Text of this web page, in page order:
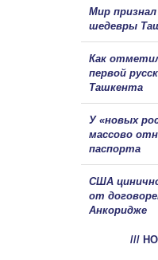
Мир
шедевры
Как
первой
Ташкента
У «новых
массово
паспорта
США
от
Анкоридже
///